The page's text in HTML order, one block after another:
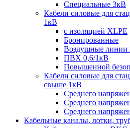
Специальные 3кВ
Кабели силовые для
1кВ
c изоляцией XLPE
Бронированные
Воздушные линии
ПВХ 0,6/1кВ
Повышенной
Кабели силовые для
свыше 1кВ
Среднего
Среднего
Среднего
Кабельные каналы, лотки,